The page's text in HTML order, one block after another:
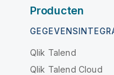
Producten
Qlik Talend
Qlik Talend Cloud